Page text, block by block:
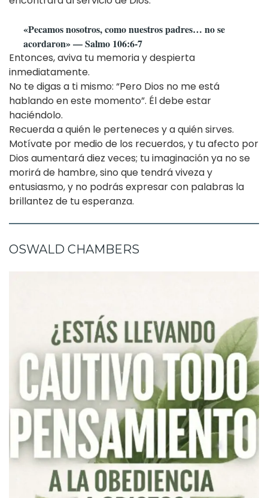
«Pecamos nosotros, como nuestros padres… no se
acordaron» — Salmo 106:6-7
Entonces, aviva tu memoria y despierta
inmediatamente.
No te digas a ti mismo: “Pero Dios no me está
hablando en este momento”. Él debe estar
haciéndolo.
Recuerda a quién le perteneces y a quién sirves.
Motívate por medio de los recuerdos, y tu afecto por
Dios aumentará diez veces; tu imaginación ya no se
morirá de hambre, sino que tendrá viveza y
entusiasmo, y no podrás expresar con palabras la
brillantez de tu esperanza.
OSWALD CHAMBERS